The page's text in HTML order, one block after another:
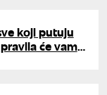
koji putuju
će vam